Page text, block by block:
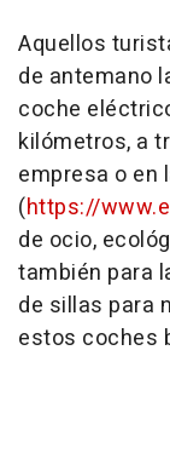
Aquellos
de antemano
coche
kilómetros, a
empresa o en
(https://
de ocio,
también para
de sillas para
estos coches